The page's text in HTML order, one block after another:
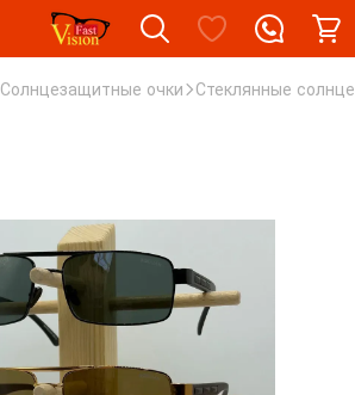
Солнцезащитные очки Стеклянные